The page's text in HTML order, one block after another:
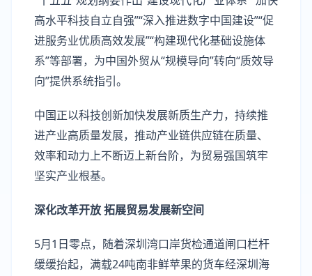
高水平科技自立自强”“深入推进数字中国建设”“促
进服务业优质高效发展”“构建现代化基础设施体
系”等部署，为中国外贸从“规模导向”转向“质效导
向”提供系统指引。
中国正以科技创新加快发展新质生产力，持续推
进产业高质量发展，推动产业链供应链在质量、
效率和动力上不断迈上新台阶，为贸易强国筑牢
坚实产业根基。
深化改革开放 拓展贸易发展新空间
5月1日零点，随着深圳湾口岸货检通道闸口栏杆
缓缓抬起，满载24吨南非鲜苹果的货车经深圳海